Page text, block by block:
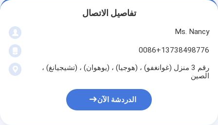
تفاصيل الاتصال
Ms. Nancy
0086+13738498776
رقم 3 منزل (غوانغفو) ، (هوجيا) ، (يوهوان) ، (تشيجيانغ) ،
الصين
الدردشة الآن